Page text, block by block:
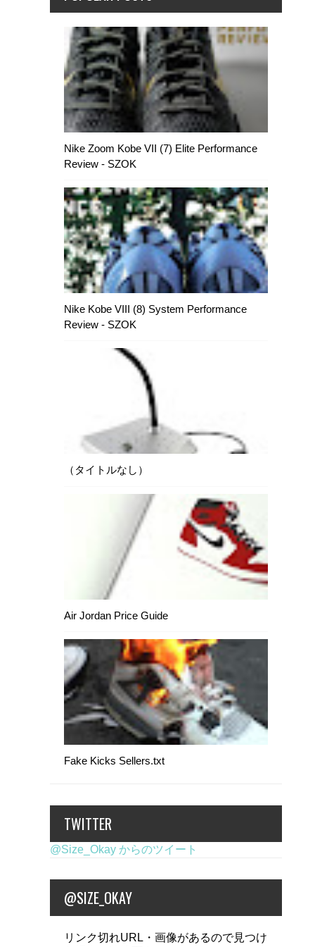
Nike Zoom Kobe VII (7) Elite Performance
Review - SZOK
Nike Kobe VIII (8) System Performance
Review - SZOK
（タイトルなし）
Air Jordan Price Guide
Fake Kicks Sellers.txt
TWITTER
@Size_Okay からのツイート
@SIZE_OKAY
リンク切れURL・画像があるので見つけ